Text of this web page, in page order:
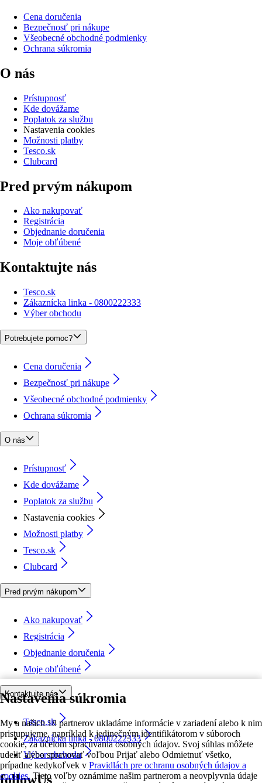
Nastavenia súkromia
My a našich 18 partnerov ukladáme informácie v zariadení alebo k nim
pristupujeme, napríklad k jedinečným identifikátorom v súboroch
cookie, za účelom spracúvania osobných údajov. Svoj súhlas môžete
udeliť alebo spravovať voľbou Prijať alebo Odmietnuť všetko,
prípadne kedykoľvek v Pravidlách pre ochranu osobných údajov a
cookies. Tieto voľby oznámime našim partnerom a neovplyvnia údaje
Cena doručenia
Bezpečnosť pri nákupe
Všeobecné obchodné podmienky
Ochrana súkromia
O nás
Prístupnosť
Kde dovážame
Poplatok za službu
Nastavenia cookies
Možnosti platby
Tesco.sk
Clubcard
Pred prvým nákupom
Ako nakupovať
Registrácia
Objednanie doručenia
Moje obľúbené
Kontaktujte nás
Tesco.sk
Zákaznícka linka - 0800222333
Výber obchodu
Potrebujete pomoc?
Cena doručenia
Bezpečnosť pri nákupe
Všeobecné obchodné podmienky
Ochrana súkromia
O nás
Prístupnosť
Kde dovážame
Poplatok za službu
Nastavenia cookies
Možnosti platby
Tesco.sk
Clubcard
Pred prvým nákupom
Ako nakupovať
Registrácia
Objednanie doručenia
Moje obľúbené
Kontaktujte nás
Tesco.sk
Zákaznícka linka - 0800222333
Výber obchodu
followUs